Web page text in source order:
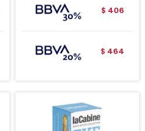
$ 406
$ 464